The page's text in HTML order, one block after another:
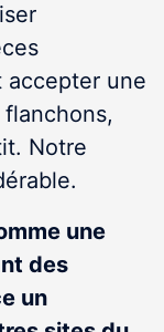
accepter une
Notre
une
des
un